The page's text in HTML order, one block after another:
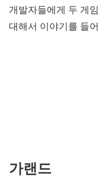
개발자들에게 두 게
대해서 이야기를 들
가랜드